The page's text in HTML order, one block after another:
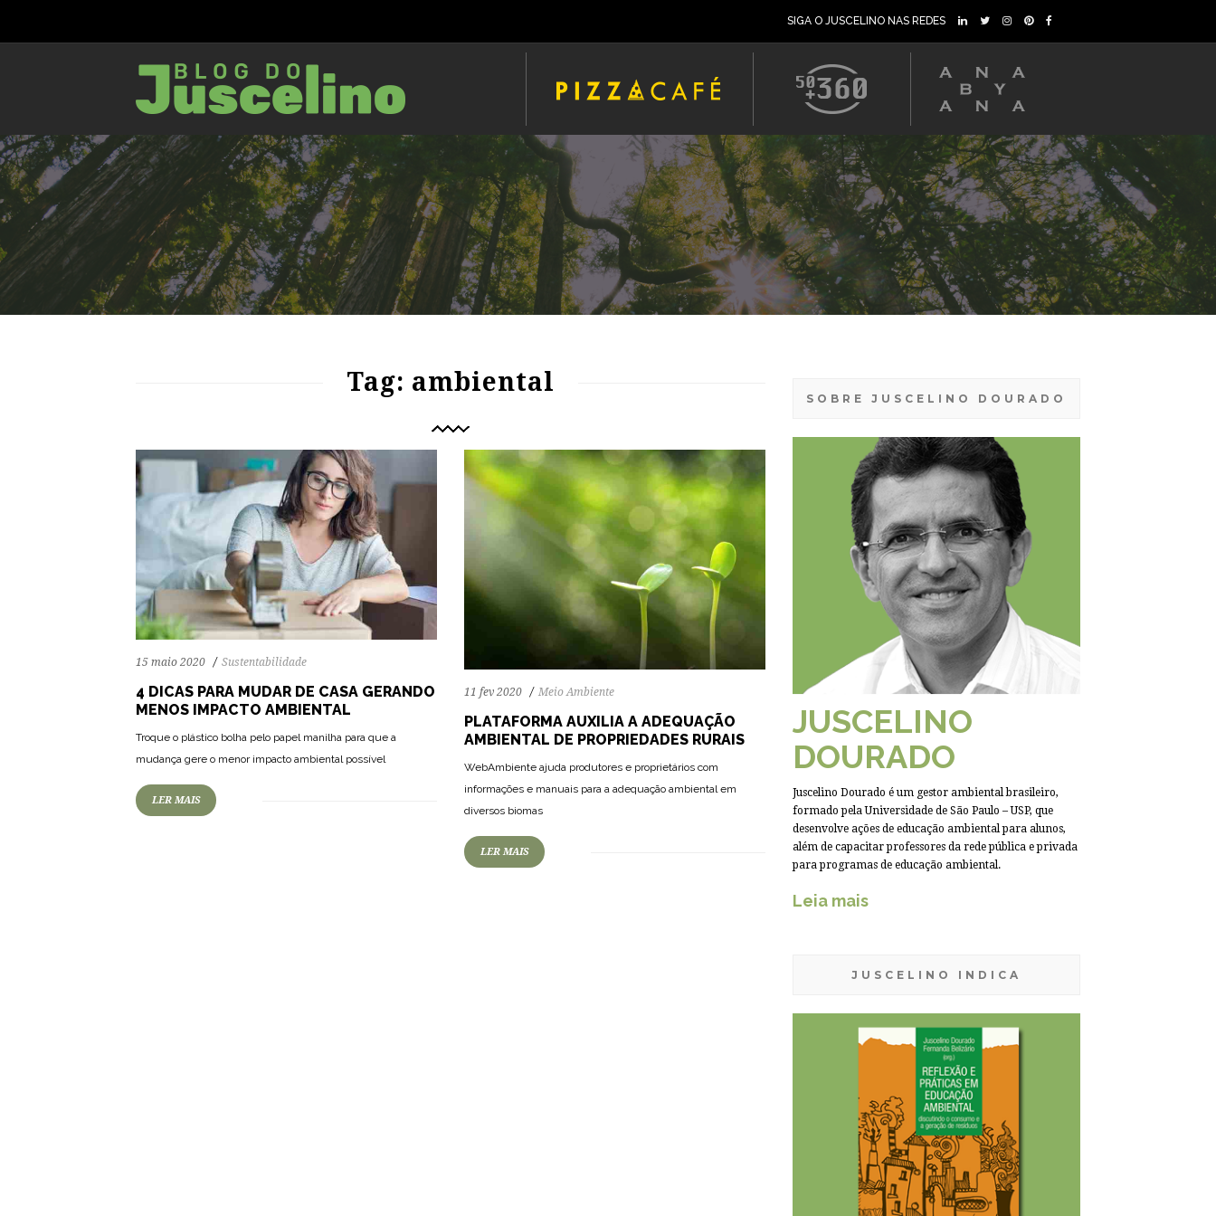
SIGA O JUSCELINO NAS REDES
Tag: ambiental
15 maio 2020 Sustentabilidade
4 DICAS PARA MUDAR DE CASA GERANDO
MENOS IMPACTO AMBIENTAL
Troque o plástico bolha pelo papel manilha para que a
mudança gere o menor impacto ambiental possível
LER MAIS
11 fev 2020 Meio Ambiente
PLATAFORMA AUXILIA A ADEQUAÇÃO
AMBIENTAL DE PROPRIEDADES RURAIS
WebAmbiente ajuda produtores e proprietários com
informações e manuais para a adequação ambiental em
diversos biomas
LER MAIS
SOBRE JUSCELINO DOURADO
JUSCELINO
DOURADO
Juscelino Dourado é um gestor ambiental brasileiro,
formado pela Universidade de São Paulo – USP, que
desenvolve ações de educação ambiental para alunos,
além de capacitar professores da rede pública e privada
para programas de educação ambiental.
Leia mais
JUSCELINO INDICA